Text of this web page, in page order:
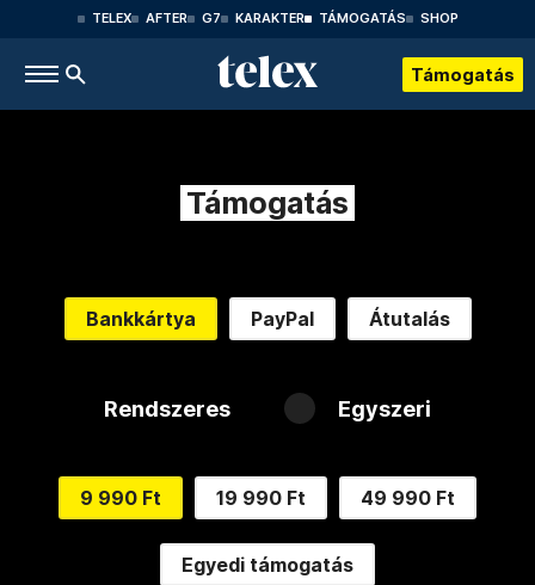
TELEX AFTER G7 KARAKTER TÁMOGATÁS SHOP
Támogatás
Támogatás
Bankkártya PayPal Átutalás
Rendszeres Egyszeri
9 990 Ft 19 990 Ft 49 990 Ft
Egyedi támogatás